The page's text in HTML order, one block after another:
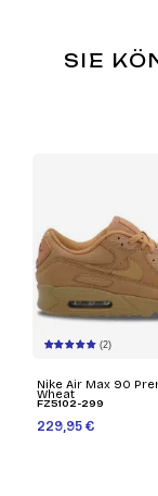
SIE
(2)
Nike Air Max 90
Wheat
FZ5102-299
229,95 €